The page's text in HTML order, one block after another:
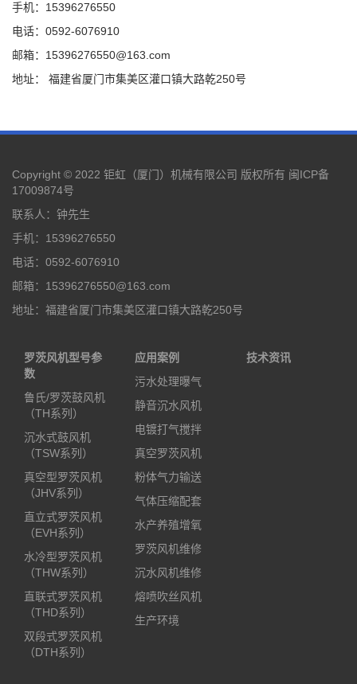
手机：15396276550
电话：0592-6076910
邮箱：15396276550@163.com
地址： 福建省厦门市集美区灌口镇大路乾250号
Copyright © 2022 钜虹（厦门）机械有限公司 版权所有 闽ICP备
17009874号
联系人：钟先生
手机：15396276550
电话：0592-6076910
邮箱：15396276550@163.com
地址：福建省厦门市集美区灌口镇大路乾250号
罗茨风机型号参
数
鲁氏/罗茨鼓风机
（TH系列）
沉水式鼓风机
（TSW系列）
真空型罗茨风机
（JHV系列）
直立式罗茨风机
（EVH系列）
水冷型罗茨风机
（THW系列）
直联式罗茨风机
（THD系列）
双段式罗茨风机
（DTH系列）
应用案例
污水处理曝气
静音沉水风机
电镀打气搅拌
真空罗茨风机
粉体气力输送
气体压缩配套
水产养殖增氧
罗茨风机维修
沉水风机维修
熔喷吹丝风机
生产环境
技术资讯